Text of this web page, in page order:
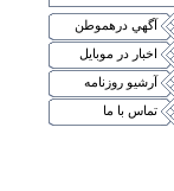
آگهي درهموطن
اخبار در موبايل
آرشيو روزنامه
تماس با ما